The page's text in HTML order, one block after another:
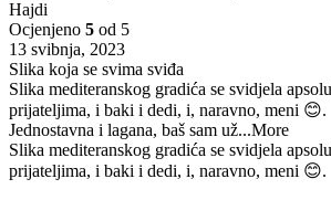
Hajdi
Ocjenjeno 5 od 5
13 svibnja, 2023
Slika koja se svima sviđa
Slika mediteranskog gradića se svidjela
prijateljima, i baki i dedi, i, naravno, meni 😊.
Jednostavna i lagana, baš sam už...More
Slika mediteranskog gradića se svidjela
prijateljima, i baki i dedi, i, naravno, meni 😊.